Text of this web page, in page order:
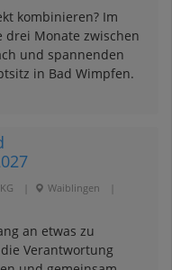
kombinieren? Im
drei Monate zwischen
und spannenden
in Bad Wimpfen.
Waiblingen
an etwas zu
Verantwortung